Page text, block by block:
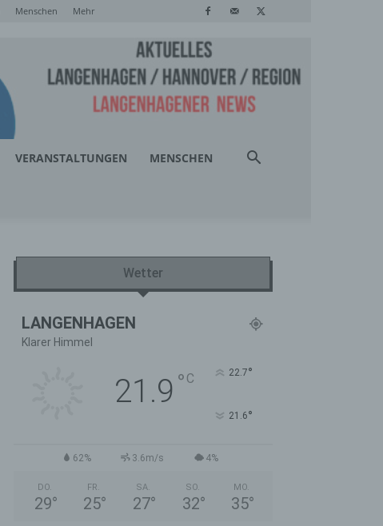
Menschen Mehr
VERANSTALTUNGEN MENSCHEN
Wetter
LANGENHAGEN
Klarer Himmel
21.9 ° C 22.7°
21.6°
62% 3.6m/s 4%
DO.
29°
FR.
25°
SA.
27°
SO.
32°
MO.
35°